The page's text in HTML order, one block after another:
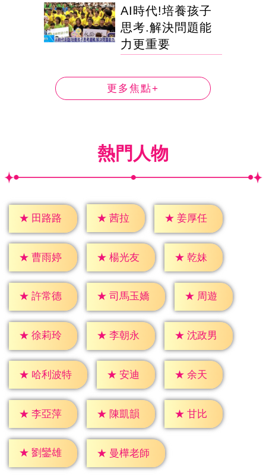
AI時代!培養孩子
思考.解決問題能
力更重要
更多焦點+
熱門人物
★ 田路路 ★ 茜拉 ★ 姜厚任
★ 曹雨婷 ★ 楊光友 ★ 乾妹
★ 許常德 ★ 司馬玉嬌 ★ 周遊
★ 徐莉玲 ★ 李朝永 ★ 沈政男
★ 哈利波特 ★ 安迪 ★ 余天
★ 李亞萍 ★ 陳凱韻 ★ 甘比
★ 劉鑾雄 ★ 曼樺老師